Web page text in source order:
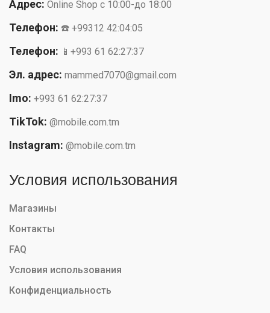
Адрес: Online Shop с 10:00-до 18:00
Телефон: ☎️ +99312 42:04:05
Телефон: 📱+993 61 62:27:37
Эл. адрес: mammed7070@gmail.com
Imo: +993 61 62:27:37
TikTok: @mobile.com.tm
Instagram: @mobile.com.tm
Условия использования
Магазины
Контакты
FAQ
Условия использования
Конфиденциальность